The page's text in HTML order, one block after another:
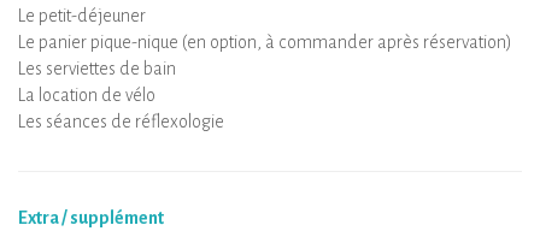
Le petit-déjeuner
Le panier pique-nique (en option, à commander après réservation)
Les serviettes de bain
La location de vélo
Les séances de réflexologie
Extra / supplément